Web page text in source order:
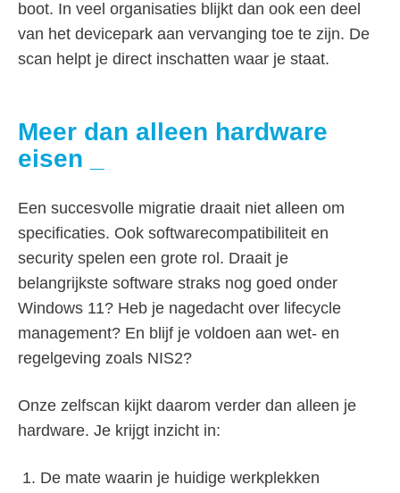
boot. In veel organisaties blijkt dan ook een deel
van het devicepark aan vervanging toe te zijn. De
scan helpt je direct inschatten waar je staat.
Meer dan alleen hardware
eisen
Een succesvolle migratie draait niet alleen om
specificaties. Ook softwarecompatibiliteit en
security spelen een grote rol. Draait je
belangrijkste software straks nog goed onder
Windows 11? Heb je nagedacht over lifecycle
management? En blijf je voldoen aan wet- en
regelgeving zoals NIS2?
Onze zelfscan kijkt daarom verder dan alleen je
hardware. Je krijgt inzicht in:
De mate waarin je huidige werkplekken